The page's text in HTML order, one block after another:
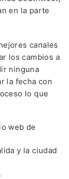
en la parte
canales
los cambios a
ninguna
la fecha con
lo que
web de
y la ciudad